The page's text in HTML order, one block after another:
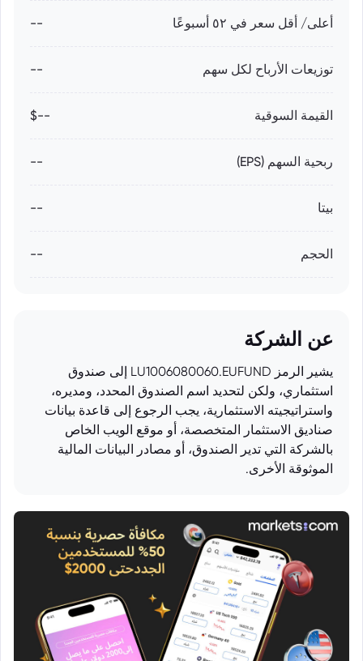
أعلى/ أقل سعر في ٥٢ أسبوعًا --
توزيعات الأرباح لكل سهم --
القيمة السوقية --$
ربحية السهم (EPS) --
بيتا --
الحجم --
عن الشركة
يشير الرمز LU1006080060.EUFUND إلى صندوق
استثماري، ولكن لتحديد اسم الصندوق المحدد، ومديره،
واستراتيجيته الاستثمارية، يجب الرجوع إلى قاعدة بيانات
صناديق الاستثمار المتخصصة، أو موقع الويب الخاص
بالشركة التي تدير الصندوق، أو مصادر البيانات المالية
الموثوقة الأخرى.